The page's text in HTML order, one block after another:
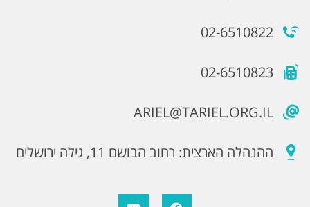
02-6510822
02-6510823
ARIEL@TARIEL.ORG.IL
ההנהלה הארצית: רחוב הבושם 11, גילה ירושלים